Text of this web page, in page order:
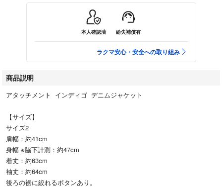
本人確認済 紛失補償有
ラクマ安心・安全への取り組み
商品説明
アタッチメント インディゴ デニムジャケット
【サイズ】
サイズ2
肩幅：約41cm
身幅 ※脇下計測：約47cm
着丈：約63cm
袖丈：約64cm
後ろの裾に絞れるボタンあり。